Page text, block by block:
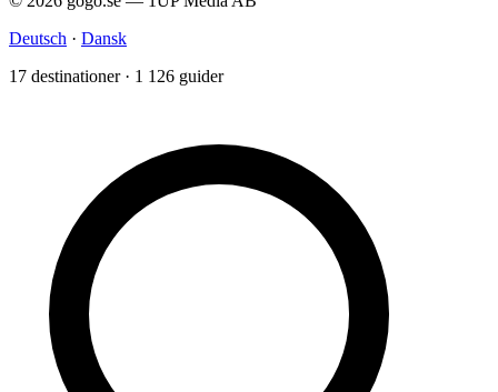
Deutsch · Dansk
17 destinationer · 1 126 guider